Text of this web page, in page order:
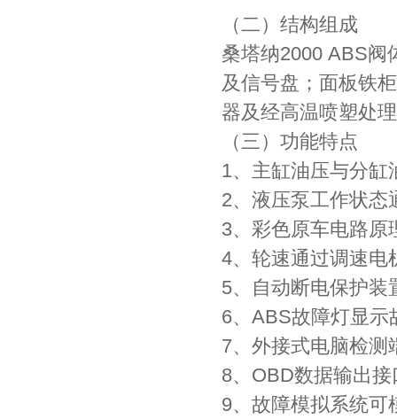
（二）结构组成
桑塔纳2000 ABS阀
及信号盘；面板铁
器及经高温喷塑处
（三）功能特点
1、主缸油压与分缸
2、液压泵工作状态
3、彩色原车电路原
4、轮速通过调速电
5、自动断电保护装
6、ABS故障灯显示
7、外接式电脑检测
8、OBD数据输出
9、故障模拟系统可